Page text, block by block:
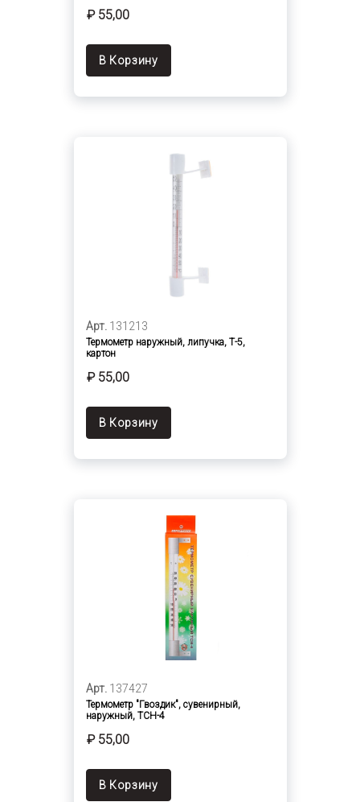
₽ 55,00
В Корзину
Арт. 131213
Термометр наружный, липучка, Т-5,
картон
₽ 55,00
В Корзину
Арт. 137427
Термометр "Гвоздик", сувенирный,
наружный, ТСН-4
₽ 55,00
В Корзину